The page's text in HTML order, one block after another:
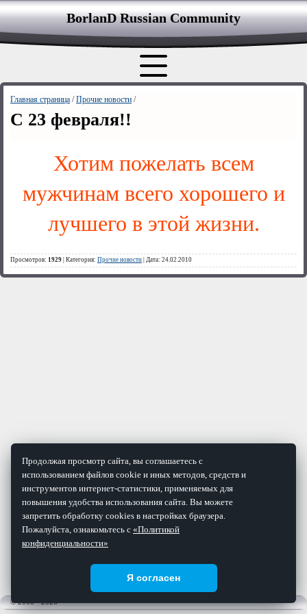
BorlanD Russian Сommunity
Главная страница /Прочие новости /
С 23 февраля!!
Хотим пожелать всем
мужчинам всего хорошего и
лучшего в этой жизни.
Просмотров: 1929 | Категория: Прочие новости | Дата: 24.02.2010
© 2008 - 2026
Продолжая просмотр сайта, вы соглашаетесь с
использованием файлов cookie и иных методов, средств и
инструментов интернет-статистики, применяемых для
повышения удобства использования сайта. Вы можете
запретить обработку cookies в настройках браузера.
Пожалуйста, ознакомьтесь с «Политикой
конфиденциальности»
Я согласен